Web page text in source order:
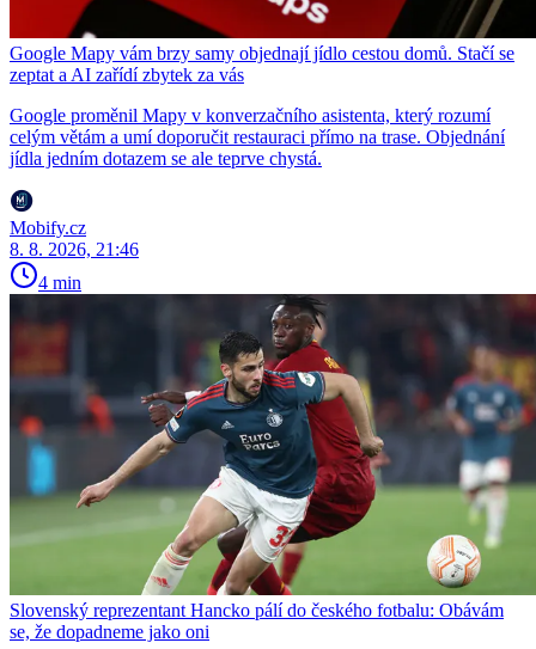
Google Mapy vám brzy samy objednají jídlo cestou domů. Stačí se
zeptat a AI zařídí zbytek za vás
Google proměnil Mapy v konverzačního asistenta, který rozumí
celým větám a umí doporučit restauraci přímo na trase. Objednání
jídla jedním dotazem se ale teprve chystá.
Mobify.cz
8. 8. 2026, 21:46
4 min
Slovenský reprezentant Hancko pálí do českého fotbalu: Obávám
se, že dopadneme jako oni